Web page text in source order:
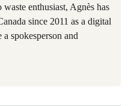
enthusiast, Agnès has
since 2011 as a digital
spokesperson and